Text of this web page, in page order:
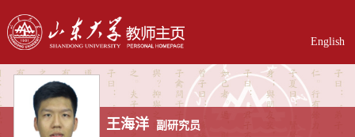
English
王海洋 副研究员